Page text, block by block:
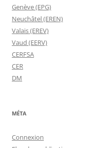
Genève (EPG)
Neuchâtel (EREN)
Valais (EREV)
Vaud (EERV)
CERFSA
CER
DM
MÉTA
Connexion